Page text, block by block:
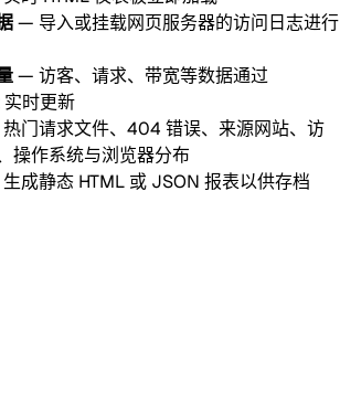
— 导入或挂载网页服务器的访问日志进行
— 访客、请求、带宽等数据通过
时更新
门请求文件、404 错误、来源网站、访
操作系统与浏览器分布
成静态 HTML 或 JSON 报表以供存档